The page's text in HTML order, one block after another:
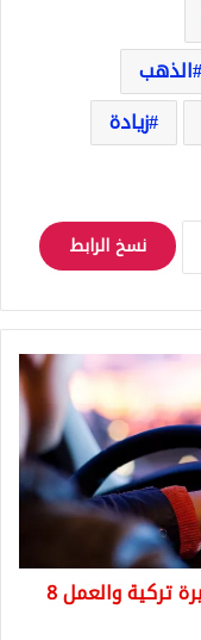
الذهب
زيادة
نسخ الرابط
تركيا .. وظيفة براتب 7 آلاف و500 ليرة تركية والعمل 8